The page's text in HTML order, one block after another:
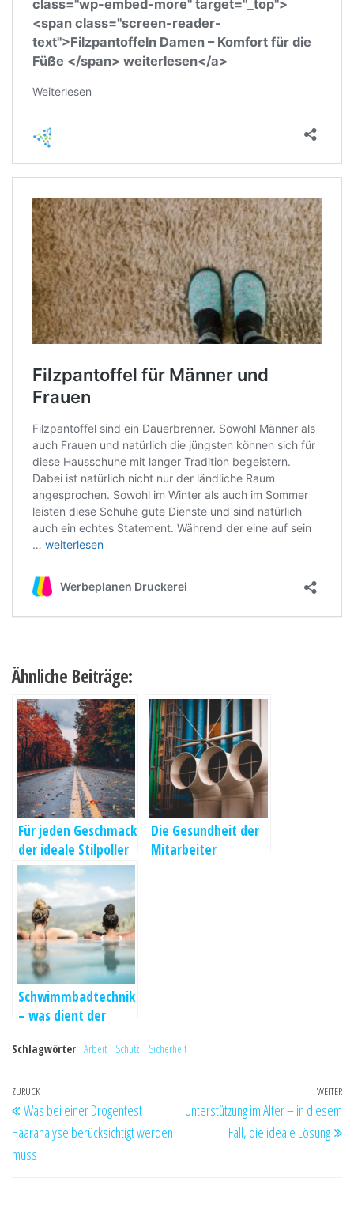
Ähnliche Beiträge:
Für jeden Geschmack
der ideale Stilpoller
Die Gesundheit der
Mitarbeiter
Schwimmbadtechnik
– was dient der
Schlagwörter Arbeit Schutz Sicherheit
Beitragsnavigation
Vorheriger
Beitrag
ZURÜCK
Was bei einer Drogentest
Haaranalyse berücksichtigt werden
muss
WEITER
Unterstützung im Alter – in diesem
Fall, die ideale Lösung